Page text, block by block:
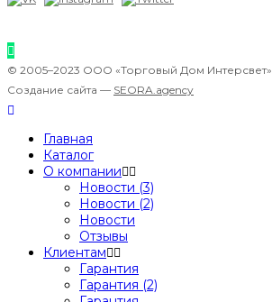
© 2005–2023 ООО «Торговый Дом Интерсвет»
Создание сайта — SEORA.agency
Главная
Каталог
О компании
Новости (3)
Новости (2)
Новости
Отзывы
Клиентам
Гарантия
Гарантия (2)